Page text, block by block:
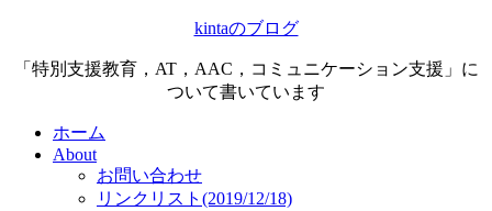
kintaのブログ
「特別支援教育，AT，AAC，コミュニケーション支援」に
ついて書いています
ホーム
About
お問い合わせ
リンクリスト(2019/12/18)